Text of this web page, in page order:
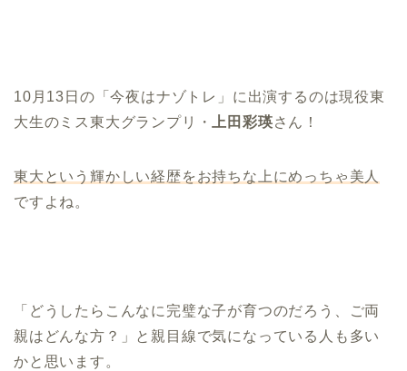
10月13日の「今夜はナゾトレ」に出演するのは現役東
大生のミス東大グランプリ・
上田彩瑛さん！
東大という輝かしい経歴をお持ちな上にめっちゃ美人
ですよね。
「どうしたらこんなに完璧な子が育つのだろう、ご両
親はどんな方？」と親目線で気になっている人も多い
かと思います。